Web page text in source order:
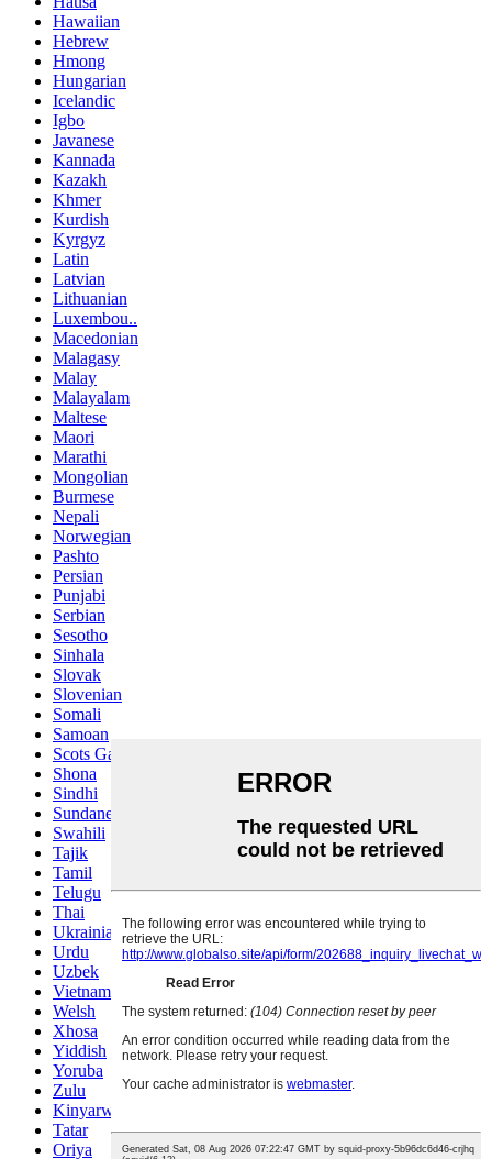
Hawaiian
Hebrew
Hmong
Hungarian
Icelandic
Igbo
Javanese
Kannada
Kazakh
Khmer
Kurdish
Kyrgyz
Latin
Latvian
Lithuanian
Luxembou..
Macedonian
Malagasy
Malay
Malayalam
Maltese
Maori
Marathi
Mongolian
Burmese
Nepali
Norwegian
Pashto
Persian
Punjabi
Serbian
Sesotho
Sinhala
Slovak
Slovenian
Somali
Samoan
Scots Gaelic
Shona
Sindhi
Sundanese
Swahili
Tajik
Tamil
Telugu
Thai
Ukrainian
Urdu
Uzbek
Vietnamese
Welsh
Xhosa
Yiddish
Yoruba
Zulu
Kinyarwanda
Tatar
Oriya